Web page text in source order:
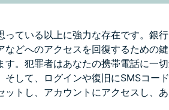
っている以上に強力な存在です。銀
などへのアクセスを回復するための
す。犯罪者はあなたの携帯電話に一
そして、ログインや復旧にSMSコー
ットし、アカウントにアクセスし、